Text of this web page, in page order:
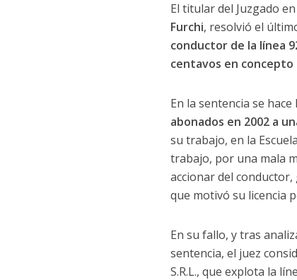
El titular del Juzgado
Furchi, resolvió el
conductor de la línea
centavos en
En la sentencia se
abonados en 2002 a
su trabajo, en la
trabajo, por una mala
accionar del
que motivó su licencia
En su fallo, y tras
sentencia, el juez
S.R.L., que explota la